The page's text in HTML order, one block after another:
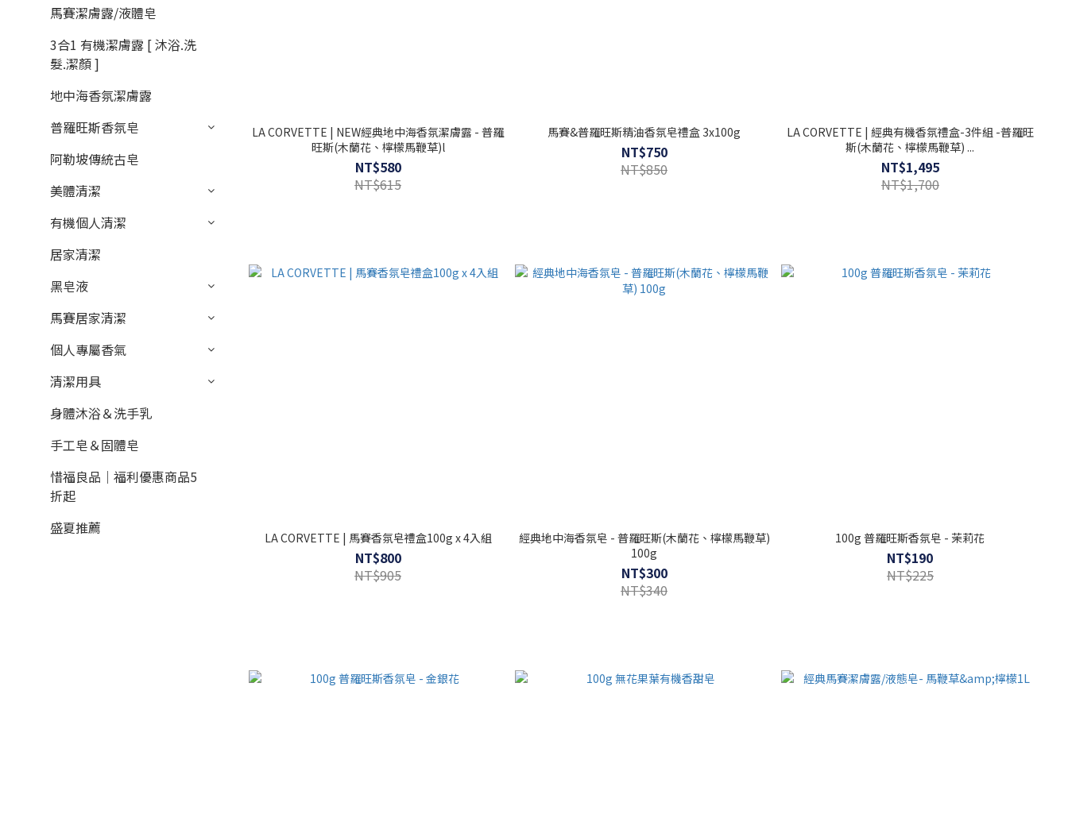
馬賽潔膚露/液體皂
3合1 有機潔膚露 [ 沐浴.洗
髮.潔顏 ]
地中海香氛潔膚露
普羅旺斯香氛皂
阿勒坡傳統古皂
美體清潔
有機個人清潔
居家清潔
黑皂液
馬賽居家清潔
個人專屬香氣
清潔用具
身體沐浴＆洗手乳
手工皂＆固體皂
惜福良品｜福利優惠商品5
折起
盛夏推薦
LA CORVETTE | NEW經典地中海香氛潔膚露 - 普羅
旺斯(木蘭花、檸檬馬鞭草)l
NT$580
NT$615
馬賽&普羅旺斯精油香氛皂禮盒 3x100g
NT$750
NT$850
LA CORVETTE | 經典有機香氛禮盒-3件組 -普羅旺
斯(木蘭花、檸檬馬鞭草) ...
NT$1,495
NT$1,700
LA CORVETTE | 馬賽香氛皂禮盒100g x 4入組
NT$800
NT$905
經典地中海香氛皂 - 普羅旺斯(木蘭花、檸檬馬鞭草)
100g
NT$300
NT$340
100g 普羅旺斯香氛皂 - 茉莉花
NT$190
NT$225